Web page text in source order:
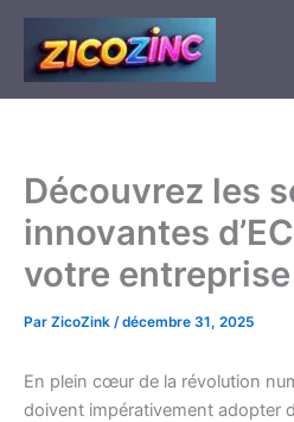
Aller
contenu
Découvrez les
innovantes
votre entreprise
Par ZicoZink /décembre 31, 2025
En plein cœur de la révolution
doivent impérativement adopter